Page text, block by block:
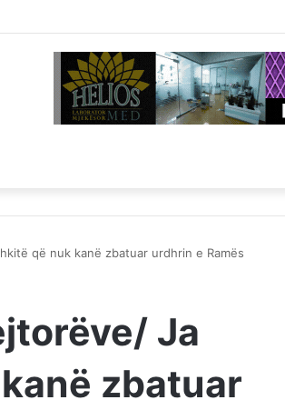
që nuk kanë zbatuar urdhrin e Ramës
Ja
zbatuar